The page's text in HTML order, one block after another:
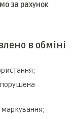
за рахунок
в обміні
порушена
маркування;